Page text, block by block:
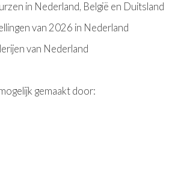
in Nederland, België en Duitsland
van 2026 in Nederland
van Nederland
gemaakt door: